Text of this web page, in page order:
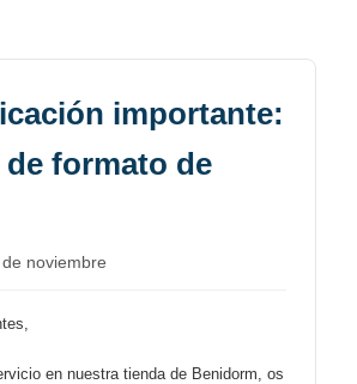
importante:
formato de
noviembre
en nuestra tienda de Benidorm, os